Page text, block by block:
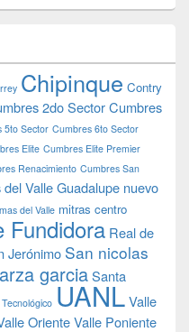
Chipinque Contry
2do SectorCumbres
5to Sector Cumbres 6to Sector
Elite Cumbres Elite Premier
Renacimiento Cumbres San
del ValleGuadalupe nuevo
del Valle mitras centro
Fundidora Real de
Jerónimo San nicolas
garciaSanta
Tecnológico UANLValle
OrienteValle Poniente